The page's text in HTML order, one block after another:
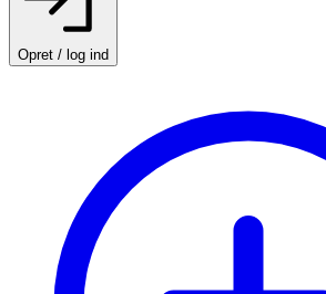
Opret / log ind